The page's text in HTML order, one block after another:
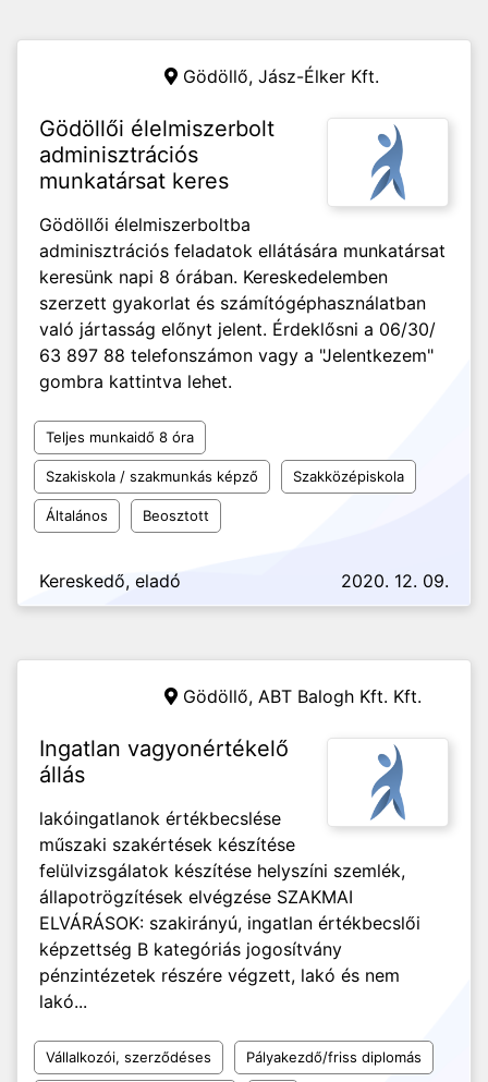
Gödöllő, Jász-Élker Kft.
Gödöllői élelmiszerbolt
adminisztrációs
munkatársat keres
Gödöllői élelmiszerboltba
adminisztrációs feladatok ellátására munkatársat
keresünk napi 8 órában. Kereskedelemben
szerzett gyakorlat és számítógéphasználatban
való jártasság előnyt jelent. Érdeklősni a 06/30/
63 897 88 telefonszámon vagy a "Jelentkezem"
gombra kattintva lehet.
Teljes munkaidő 8 óra
Szakiskola / szakmunkás képző Szakközépiskola
Általános Beosztott
Kereskedő, eladó 2020. 12. 09.
Gödöllő, ABT Balogh Kft. Kft.
Ingatlan vagyonértékelő
állás
lakóingatlanok értékbecslése
műszaki szakértések készítése
felülvizsgálatok készítése helyszíni szemlék,
állapotrögzítések elvégzése SZAKMAI
ELVÁRÁSOK: szakirányú, ingatlan értékbecslői
képzettség B kategóriás jogosítvány
pénzintézetek részére végzett, lakó és nem
lakó...
Vállalkozói, szerződéses Pályakezdő/friss diplomás